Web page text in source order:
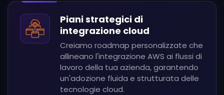
Piani strategici di
integrazione cloud
Creiamo roadmap personalizzate che
allineano l'integrazione AWS ai flussi di
lavoro della tua azienda, garantendo
un'adozione fluida e strutturata delle
tecnologie cloud.